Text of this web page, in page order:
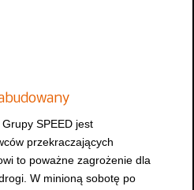
SPEED jest
przekraczających
to poważne zagrożenie dla
W minioną sobotę po